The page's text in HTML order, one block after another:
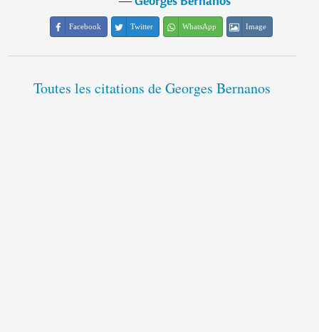
Facebook Twitter WhatsApp Image
Toutes les citations de Georges Bernanos